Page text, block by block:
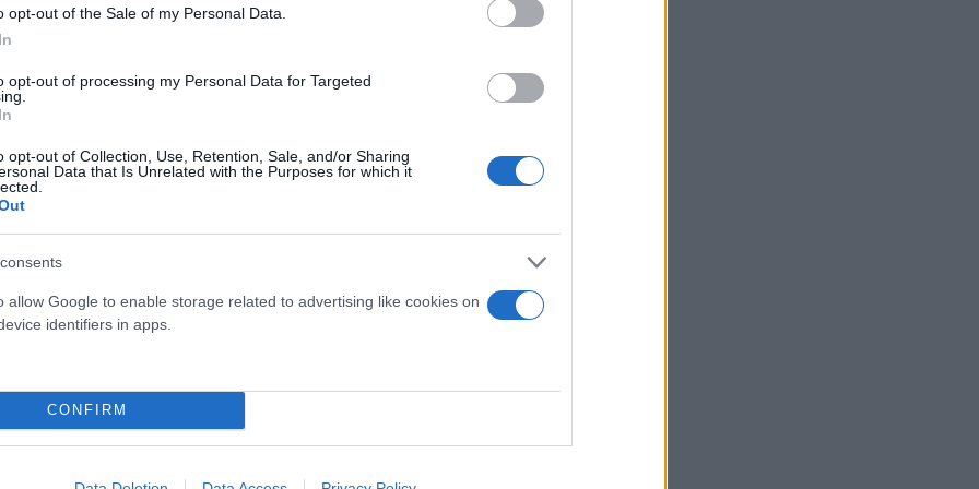
opt-out of the Sale of my Personal Data.
opt-out of processing my Personal Data for Targeted
opt-out of Collection, Use, Retention, Sale, and/or Sharing
Data that Is Unrelated with the Purposes for which it
allow Google to enable storage related to advertising like cookies on
identifiers in apps.
CONFIRM
is completely harmless.
of the tiger’ at the start of this year.
pic.twitter.com/1g1cdh98YI
χρονιά», ο Εμανουέλ Μακρόν προειδοποίησε ότι το 2026
τους πάντες ότι η Γαλλία είναι «έτοιμη».
ευρώ για τις ένοπλες δυνάμεις που ξεκινά το
θα έχει διπλασιαστεί».
για ένα «μικρό αιμοφόρο αγγείο στο μάτι που